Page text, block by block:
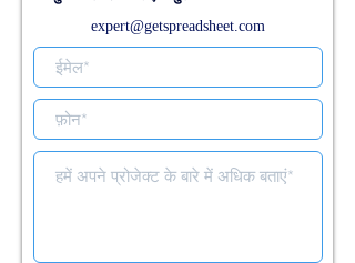
expert@getspreadsheet.com